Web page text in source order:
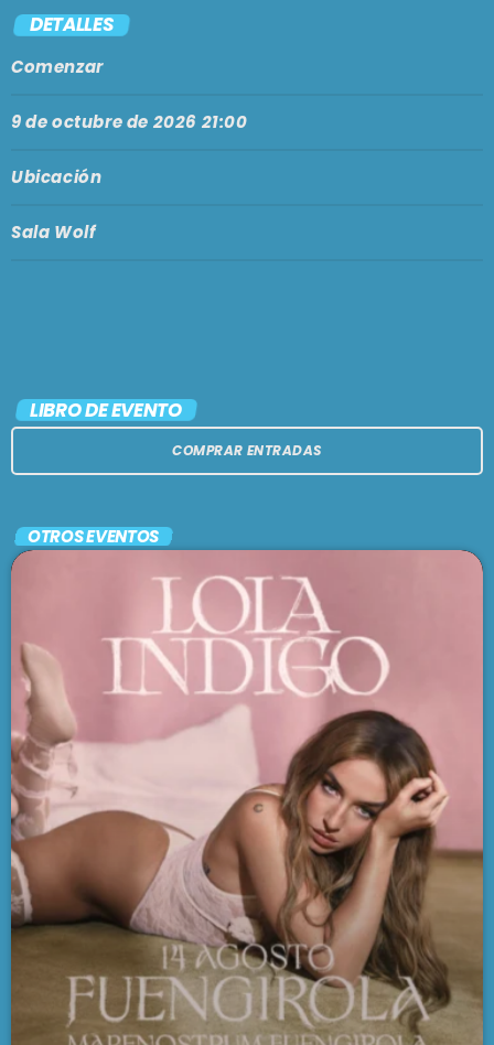
BARCELONA
MALLORCA
PODCASTS
TIENDA
EN VIVO AHORA!
PARAISO SOCIAL CLUB
2:00 pm - 5:00 pm
SE VIENE . . .
CAFÉ CON FERNÉ
ASÍ SOMOS, AQUÍ Y ALLÁ
7:00 pm - 9:00 pm
EL CACHENGUE
9:00 pm - 11:00 pm
DETALLES
Comenzar
9 de octubre de 2026 21:00
Ubicación
Sala Wolf
LIBRO DE EVENTO
COMPRAR ENTRADAS
OTROS EVENTOS